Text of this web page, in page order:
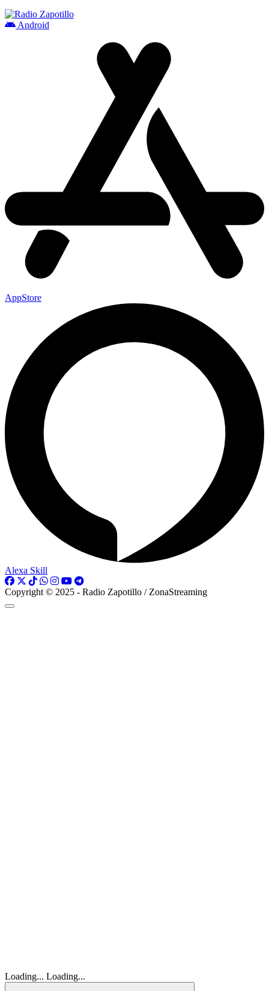
Android
AppStore
Alexa Skill
Copyright © 2025 - Radio Zapotillo / ZonaStreaming
Loading... Loading...